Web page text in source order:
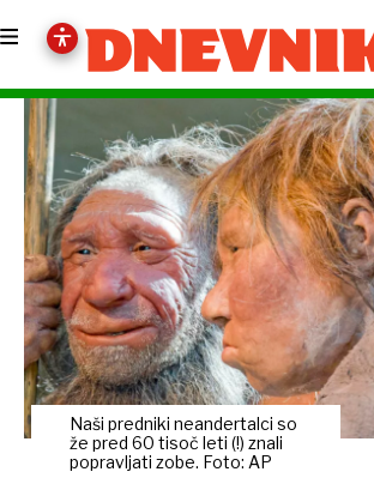
Naši predniki neandertalci so
že pred 60 tisoč leti (!) znali
popravljati zobe. Foto: AP